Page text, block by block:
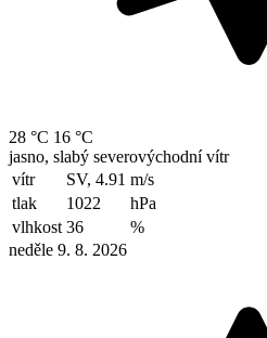
28 °C 16 °C
jasno, slabý severovýchodní vítr
vítr
SV, 4.91 m/s
tlak
1022
hPa
vlhkost 36
%
neděle 9. 8. 2026